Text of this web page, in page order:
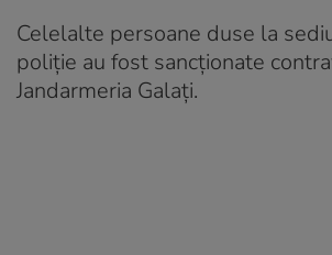
Celelalte persoane duse la
poliţie au fost sancţionate
Jandarmeria Galaţi.